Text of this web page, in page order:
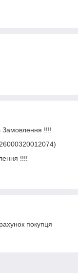
!!!!
!!!!
покупця